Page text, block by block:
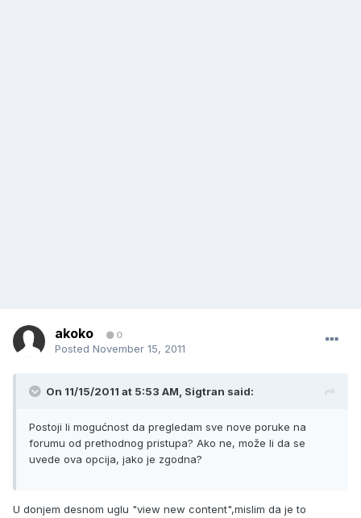
akoko 0
Posted November 15, 2011
On 11/15/2011 at 5:53 AM, Sigtran said:
Postoji li mogućnost da pregledam sve nove poruke na
forumu od prethodnog pristupa? Ako ne, može li da se
uvede ova opcija, jako je zgodna?
U donjem desnom uglu "view new content",mislim da je to